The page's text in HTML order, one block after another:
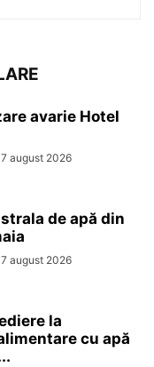
avarie Hotel
7 august 2026
de apă din
7 august 2026
la
cu apă